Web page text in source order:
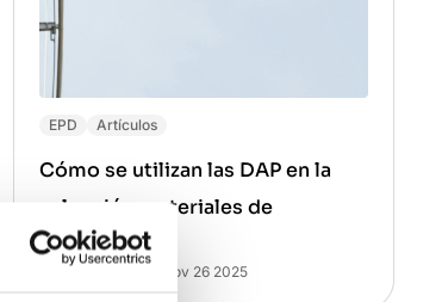
EPD Artículos
Cómo se utilizan las DAP en la
selección materiales de
construcción
Melina Zacharia • nov 26 2025